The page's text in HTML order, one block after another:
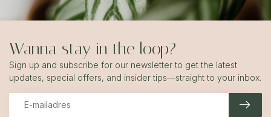
Wanna stay in the loop?
Sign up and subscribe for our newsletter to get the latest
updates, special offers, and insider tips—straight to your inbox.